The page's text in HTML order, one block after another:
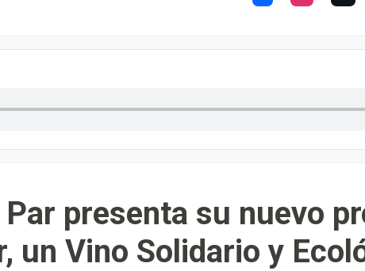
presenta su nuevo
un Vino Solidario y